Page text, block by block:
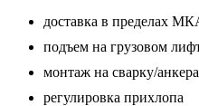
доставка в пределах
подъем на грузовом
монтаж на сварку/анкера
регулировка прихлопа